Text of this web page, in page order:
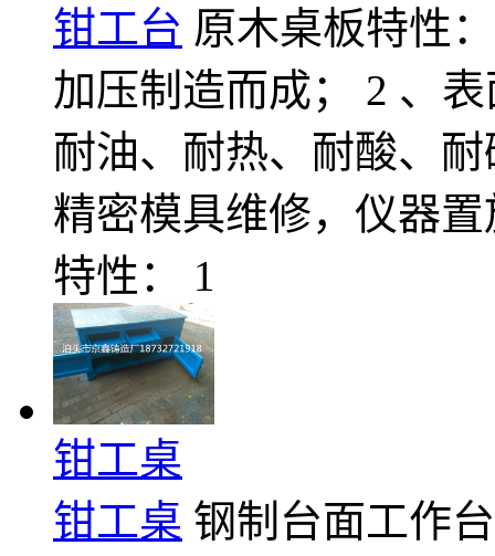
钳工台 原木桌板特性
加压制造而成； 2 、
耐油、耐热、耐酸、
精密模具维修，仪器
特性： 1
钳工桌
钳工桌 钢制台面工作